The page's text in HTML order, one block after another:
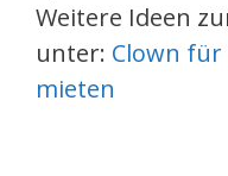
Weitere Ideen
unter: Clown
mieten